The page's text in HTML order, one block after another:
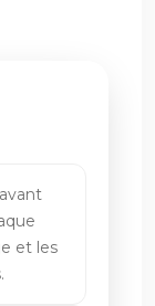
et les